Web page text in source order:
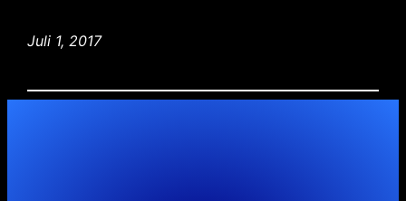
Juli 1, 2017